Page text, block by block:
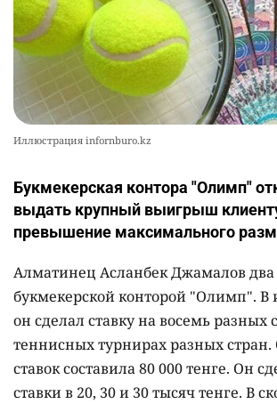
Иллюстрация infornburo.kz
Букмекерская контора "Олимп"
выдать крупный выигрыш
превышение максимального
Алматинец Асланбек Джамалов два
букмекерской конторой "Олимп". В
он сделал ставку на восемь разных
теннисных турнирах разных
ставок составила 80 000 тенге. Он
ставки в 20, 30 и 30 тысяч тенге. В